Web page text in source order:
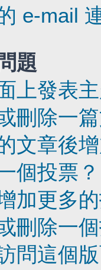
e-mail
題
上發表
刪除一
文章後
個投票？
加更多
刪除一
問這個